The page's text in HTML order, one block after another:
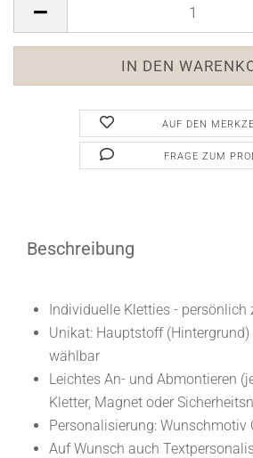
AUF DEN
FRAGE ZUM
Beschreibung
Individuelle Kletties -
Unikat: Hauptstoff
wählbar
Leichtes An- und Abmontieren
Kletter, Magnet oder
Personalisierung: Wunschmotiv
Auf Wunsch auch